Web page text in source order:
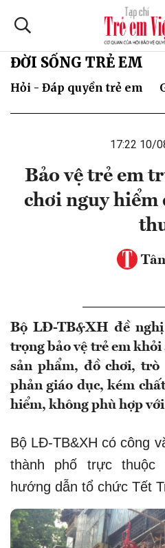
ĐỜI SỐNG TRẺ EM
Hỏi - Đáp quyền trẻ em
17:22 10/
Bảo vệ trẻ em
chơi nguy
Bộ LĐ-TB&XH đề
trọng bảo vệ trẻ em
sản phẩm, đồ chơi,
phản giáo dục, kém
hiểm, không phù hợp
Bộ LĐ-TB&XH có công
thành phố trực
hướng dẫn tổ chức Tết